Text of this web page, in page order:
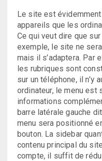
Le site est
appareils que les
Ce qui veut dire que
exemple, le site ne
mais il s’adaptera. Par
les rubriques sont
sur un téléphone, il n’y
ordinateur, le menu est
informations
barre latérale gauche
menu sera positionné
bouton. La sidebar
contenu principal du
compte, il suffit de